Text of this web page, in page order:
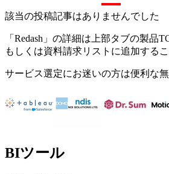
該当の投稿記事はありませんでした
「 Redash 」の詳細は上部タブの製品
もしくは資料請求リストに追加する
サービス選定にお迷いの方は便利な
BIツール